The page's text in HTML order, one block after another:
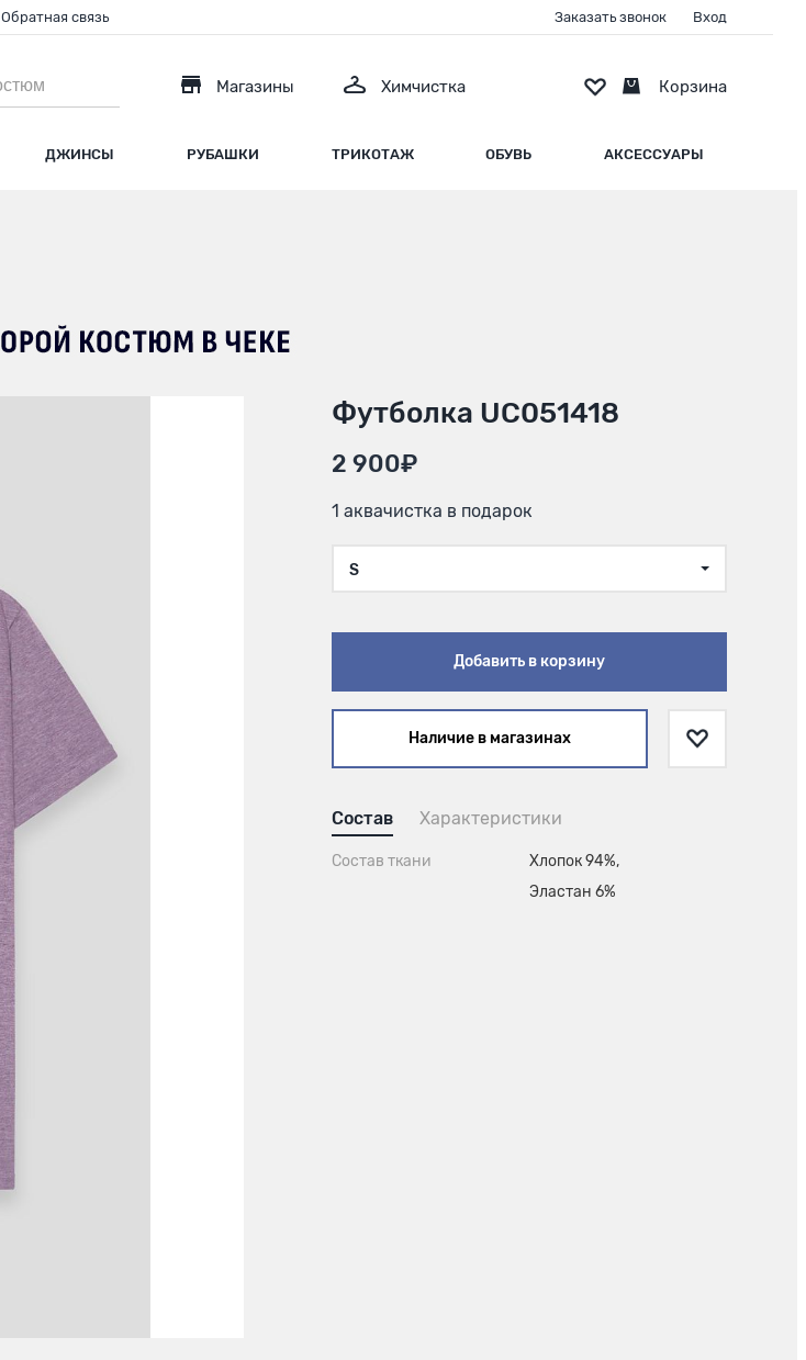
ДЖИНСЫ РУБАШКИ ТРИКОТАЖ ОБУВЬ АКСЕССУАРЫ
Магазины Химчистка
Обратная связь Заказать звонок Вход
Корзина
Футболка UC051418
2 900₽
1 аквачистка в подарок
S
Добавить в корзину
Наличие в магазинах
Состав Характеристики
Состав ткани
Хлопок 94%,
Эластан 6%